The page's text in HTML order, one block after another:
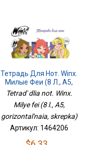
Тетрадь Для Нот. Winx.
Милые Феи (8 Л., А5,
Горизонтальная,
Tetrad' dlia not. Winx.
Milye fei (8 l., A5,
gorizontal'naia, skrepka)
Артикул: 1464206